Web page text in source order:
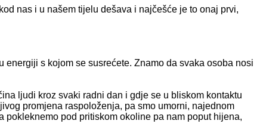
nas i u našem tijelu dešava i najčešće je to onaj prvi,
s kojom se susrećete. Znamo da svaka osoba nosi
ljudi kroz svaki radni dan i gdje se u bliskom kontaktu
promjena raspoloženja, pa smo umorni, najednom
pod pritiskom okoline pa nam poput hijena,